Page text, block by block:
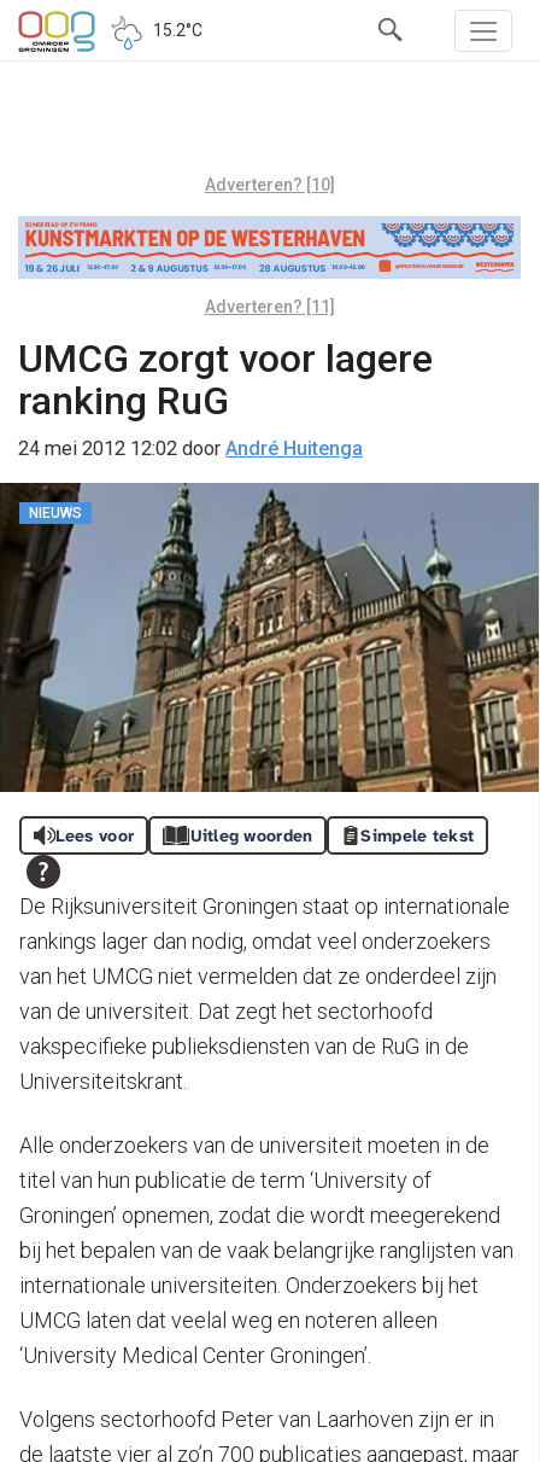
15.2°C
Adverteren? [10]
Adverteren? [11]
UMCG zorgt voor lagere
ranking RuG
24 mei 2012 12:02 door André Huitenga
NIEUWS
Lees voor Uitleg woorden Simpele tekst
De Rijksuniversiteit Groningen staat op internationale
rankings lager dan nodig, omdat veel onderzoekers
van het UMCG niet vermelden dat ze onderdeel zijn
van de universiteit. Dat zegt het sectorhoofd
vakspecifieke publieksdiensten van de RuG in de
Universiteitskrant.
Alle onderzoekers van de universiteit moeten in de
titel van hun publicatie de term ‘University of
Groningen’ opnemen, zodat die wordt meegerekend
bij het bepalen van de vaak belangrijke ranglijsten van
internationale universiteiten. Onderzoekers bij het
UMCG laten dat veelal weg en noteren alleen
‘University Medical Center Groningen’.
Volgens sectorhoofd Peter van Laarhoven zijn er in
de laatste vier al zo’n 700 publicaties aangepast, maar